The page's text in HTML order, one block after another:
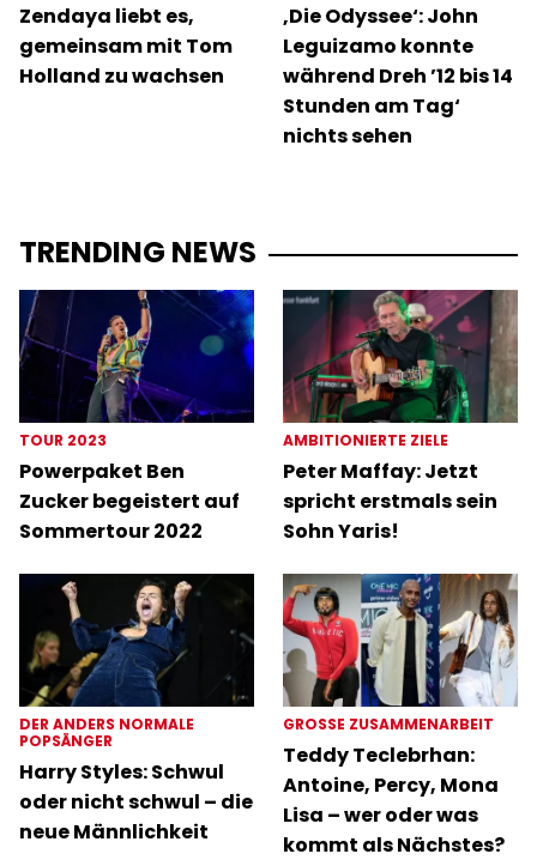
Zendaya liebt es,
gemeinsam mit Tom
Holland zu wachsen
‚Die Odyssee‘: John
Leguizamo konnte
während Dreh ’12 bis 14
Stunden am Tag‘
nichts sehen
TRENDING NEWS
TOUR 2023
Powerpaket Ben
Zucker begeistert auf
Sommertour 2022
AMBITIONIERTE ZIELE
Peter Maffay: Jetzt
spricht erstmals sein
Sohn Yaris!
DER ANDERS NORMALE
POPSÄNGER
Harry Styles: Schwul
oder nicht schwul – die
neue Männlichkeit
GROSSE ZUSAMMENARBEIT
Teddy Teclebrhan:
Antoine, Percy, Mona
Lisa – wer oder was
kommt als Nächstes?